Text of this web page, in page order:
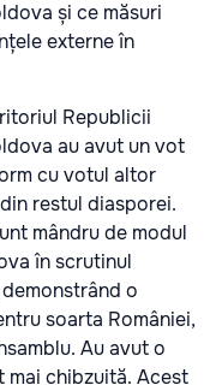
și ce măsuri
externe în
Republicii
au avut un vot
cu votul altor
restul diasporei.
mândru de modul
în scrutinul
o
soarta României,
Au avut o
mai chibzuită. Acest